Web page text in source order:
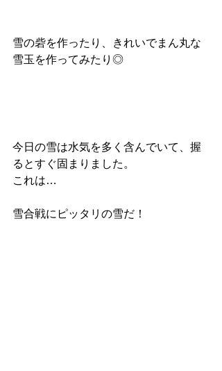
雪の砦を作ったり、きれいでまん丸な
雪玉を作ってみたり◎
今日の雪は水気を多く含んでいて、握
るとすぐ固まりました。
これは…
雪合戦にピッタリの雪だ！